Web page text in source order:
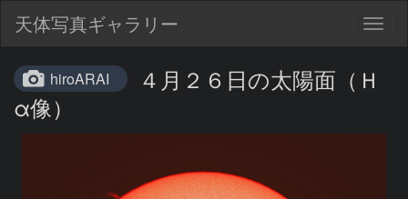
天体写真ギャラリー
hiroARAI
４月２６日の太陽面（Ｈ
α像）